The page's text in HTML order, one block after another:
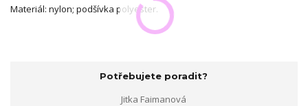
Materiál: nylon; podšívka polyester.
Potřebujete poradit?
Jitka Faimanová